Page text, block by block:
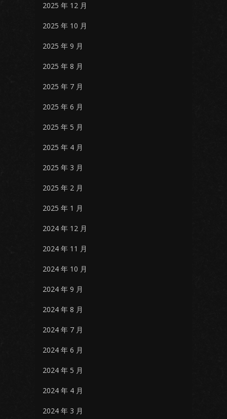
2025 年 12 月
2025 年 10 月
2025 年 9 月
2025 年 8 月
2025 年 7 月
2025 年 6 月
2025 年 5 月
2025 年 4 月
2025 年 3 月
2025 年 2 月
2025 年 1 月
2024 年 12 月
2024 年 11 月
2024 年 10 月
2024 年 9 月
2024 年 8 月
2024 年 7 月
2024 年 6 月
2024 年 5 月
2024 年 4 月
2024 年 3 月